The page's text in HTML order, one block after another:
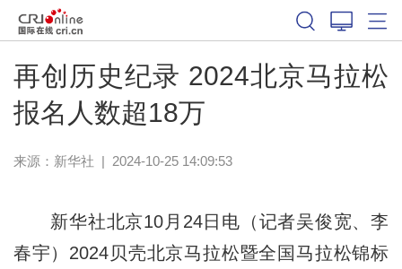
再创历史纪录 2024北京马拉松
报名人数超18万
来源：新华社 | 2024-10-25 14:09:53
新华社北京10月24日电（记者吴俊宽、李
春宇）2024贝壳北京马拉松暨全国马拉松锦标